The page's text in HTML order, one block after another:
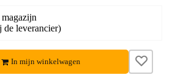
de leverancier)
In mijn winkelwagen